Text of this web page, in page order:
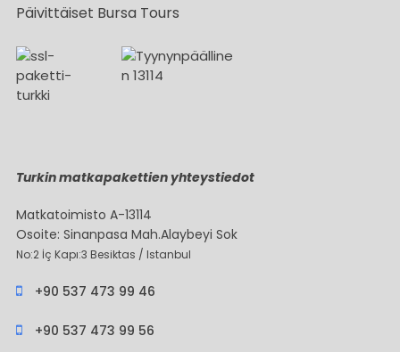
Päivittäiset Bursa Tours
Turkin matkapakettien yhteystiedot
Matkatoimisto A-13114
Osoite: Sinanpasa Mah.Alaybeyi Sok
No:2 İç Kapı:3 Besiktas / Istanbul
+90 537 473 99 46
+90 537 473 99 56